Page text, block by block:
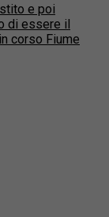
e poi
di essere il
corso Fiume